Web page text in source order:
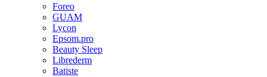
Foreo
GUAM
Lycon
Epsom.pro
Beauty Sleep
Librederm
Batiste